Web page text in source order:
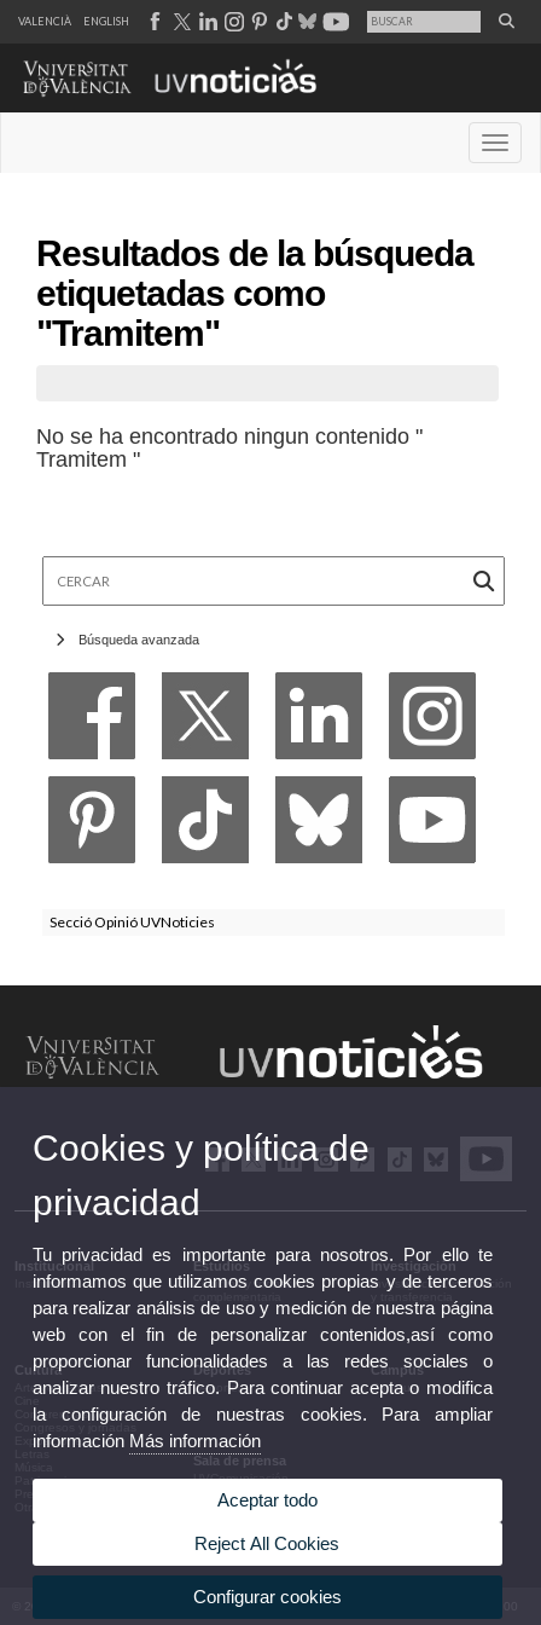
VALENCIÀ ENGLISH
Resultados de la búsqueda
etiquetadas como
"Tramitem"
No se ha encontrado ningun contenido "
Tramitem "
Búsqueda avanzada
Secció Opinió UVNoticies
Institucional
Institucional
Estudios
Estudios y formación
Investigación
Investigación, innovación
Cultura
Artes escénicas
Conferencias y debates
Congresos y jornadas
Exposiciones
Patrimonio
Deportes
Deportes
Campus
Campus
Sala de prensa
UVComunicación
Notas de prensa
Agenda de gobierno
Información corporativa
© 2026 UV. - Av. Blasco Ibáñez, 13. 46010 València. Espanya. Tel UV: (+34) 963 86 41 00
Cookies y política de
privacidad
Tu privacidad es importante para nosotros. Por ello te
informamos que utilizamos cookies propias y de terceros
para realizar análisis de uso y medición de nuestra página
web con el fin de personalizar contenidos,así como
proporcionar funcionalidades a las redes sociales o
analizar nuestro tráfico. Para continuar acepta o modifica
la configuración de nuestras cookies. Para ampliar
información Más información
Aceptar todo
Reject All Cookies
Configurar cookies